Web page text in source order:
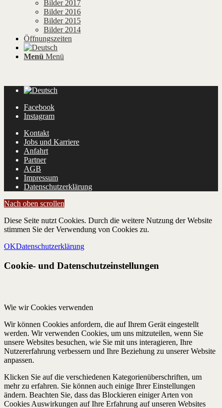
Bilder 2017
Bilder 2016
Bilder 2015
Bilder 2014
Öffnungszeiten
Menü Menü
Facebook
Instagram
Kontakt
Jobs und Karriere
Anfahrt
Partner
AGB
Impressum
Datenschutzerklärung
Nach oben scrollen
Diese Seite nutzt Cookies. Durch die weitere Nutzung der Website
stimmen Sie der Verwendung von Cookies zu.
OKDatenschutzerklärung
Cookie- und Datenschutzeinstellungen
Wie wir Cookies verwenden
Wir können Cookies anfordern, die auf Ihrem Gerät eingestellt
werden. Wir verwenden Cookies, um uns mitzuteilen, wenn Sie
unsere Websites besuchen, wie Sie mit uns interagieren, Ihre
Nutzererfahrung verbessern und Ihre Beziehung zu unserer Website
anpassen.
Klicken Sie auf die verschiedenen Kategorienüberschriften, um
mehr zu erfahren. Sie können auch einige Ihrer Einstellungen
ändern. Beachten Sie, dass das Blockieren einiger Arten von
Cookies Auswirkungen auf Ihre Erfahrung auf unseren Websites